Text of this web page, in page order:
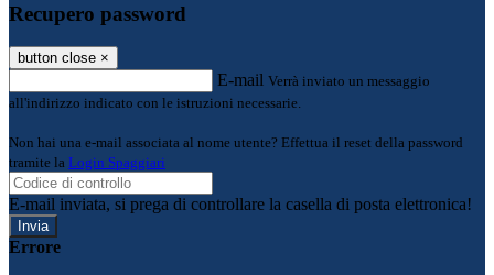
Recupero password
button close ×
E-mail Verrà inviato un messaggio
all'indirizzo indicato con le istruzioni necessarie.
Non hai una e-mail associata al nome utente? Effettua il reset della password
tramite la Login Spaggiari
E-mail inviata, si prega di controllare la casella di posta elettronica!
Errore